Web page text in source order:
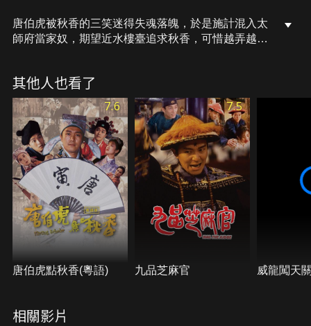
唐伯虎被秋香的三笑迷得失魂落魄，於是施計混入太
師府當家奴，期望近水樓臺追求秋香，可惜越弄越
其他人也看了
7.6
唐伯虎點秋香(粵語)
7.5
九品芝麻官 威龍闖天
相關影片